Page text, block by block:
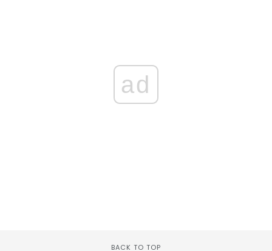
ad
BACK TO TOP